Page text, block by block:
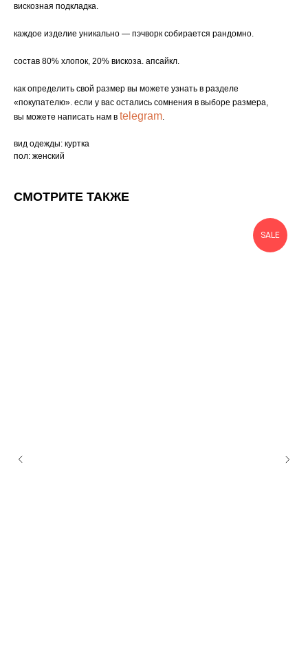
вискозная подкладка.
каждое изделие уникально — пэчворк собирается рандомно.
состав 80% хлопок, 20% вискоза. апсайкл.
как определить свой размер вы можете узнать в разделе
«покупателю». если у вас остались сомнения в выборе размера,
вы можете написать нам в telegram
вид одежды: куртка
пол: женский
СМОТРИТЕ ТАКЖЕ
SALE